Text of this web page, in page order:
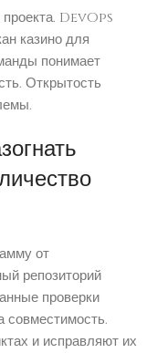
DevOps
казино для
понимает
Открытость
от
репозиторий
проверки
совместимость.
и исправляют их